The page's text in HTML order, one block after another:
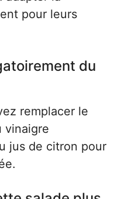
pour leurs
du
remplacer le
vinaigre
jus de citron pour